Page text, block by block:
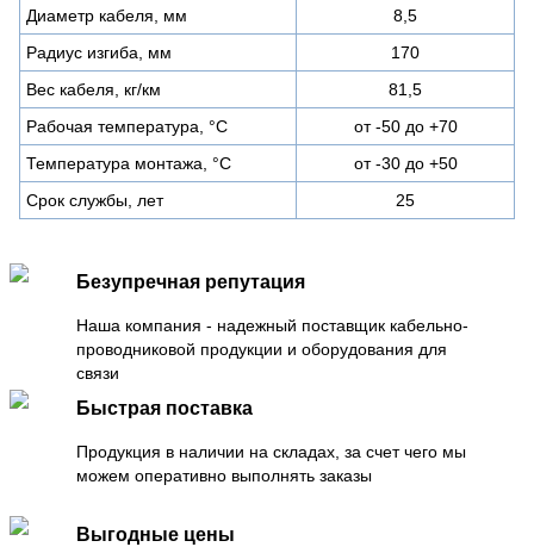
Диаметр кабеля, мм
8,5
Радиус изгиба, мм
170
Вес кабеля, кг/км
81,5
Рабочая температура, °C
от -50 до +70
Температура монтажа, °C
от -30 до +50
Срок службы, лет
25
Безупречная репутация
Наша компания - надежный поставщик кабельно-
проводниковой продукции и оборудования для
связи
Быстрая поставка
Продукция в наличии на складах, за счет чего мы
можем оперативно выполнять заказы
Выгодные цены